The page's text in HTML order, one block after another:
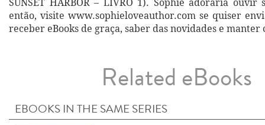
então, visite www.sophieloveauthor.com se quiser
receber eBooks de graça, saber das novidades e manter
Related eBooks
EBOOKS IN THE SAME SERIES